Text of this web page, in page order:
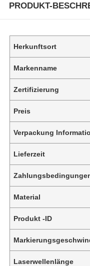
PRODUKT-
Herkunftsort
Markenname
Zertifizierung
Preis
Verpackung
Lieferzeit
Material
Produkt -ID
Laserwellenlänge